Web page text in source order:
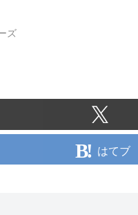
ズ
はてブ